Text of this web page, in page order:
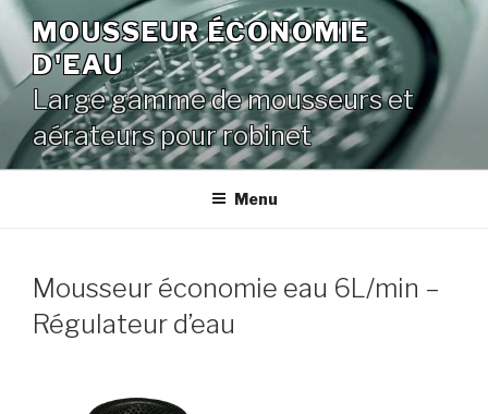
Aller
contenu
principal
MOUSSEUR ÉCONOMIE
D'EAU
Large gamme de mousseurs et
aérateurs pour robinet
Menu
Mousseur économie eau 6L/min –
Régulateur d’eau